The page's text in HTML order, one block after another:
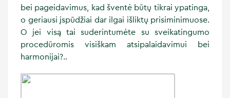
bei pageidavimus, kad šventė būtų tikrai ypatinga,
o geriausi įspūdžiai dar ilgai išliktų prisiminimuose.
O jei visą tai suderintumėte su sveikatingumo
procedūromis visiškam atsipalaidavimui bei
harmonijai?..